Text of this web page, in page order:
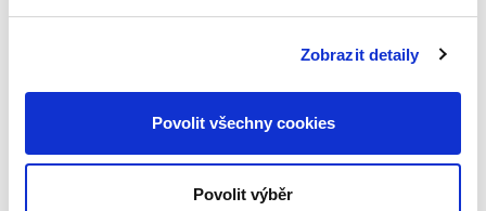
Zobrazit detaily
Povolit všechny cookies
Povolit výběr
tomto řízení. V tomto směru...
Obchodní smlouvy.
2. vydání